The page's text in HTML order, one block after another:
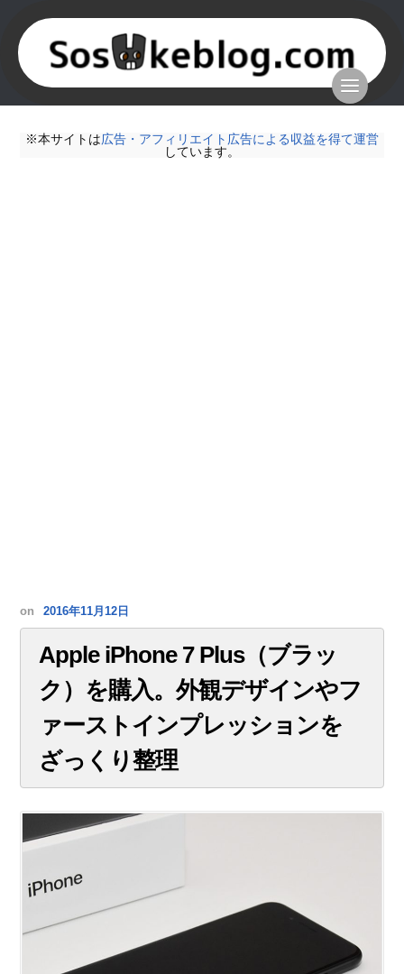
※本サイトは広告・アフィリエイト広告による収益を得て運営
しています。
on 2016年11月12日
Apple iPhone 7 Plus（ブラッ
ク）を購入。外観デザインやフ
ァーストインプレッションを
ざっくり整理